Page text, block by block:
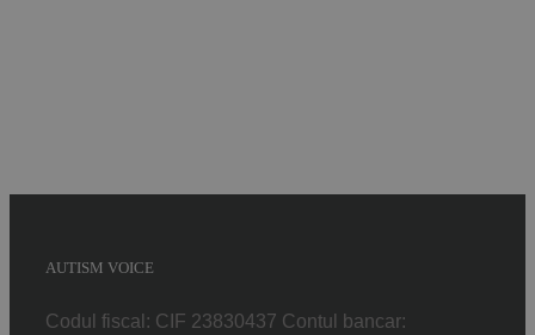
AUTISM VOICE
Codul fiscal: CIF 23830437 Contul bancar: